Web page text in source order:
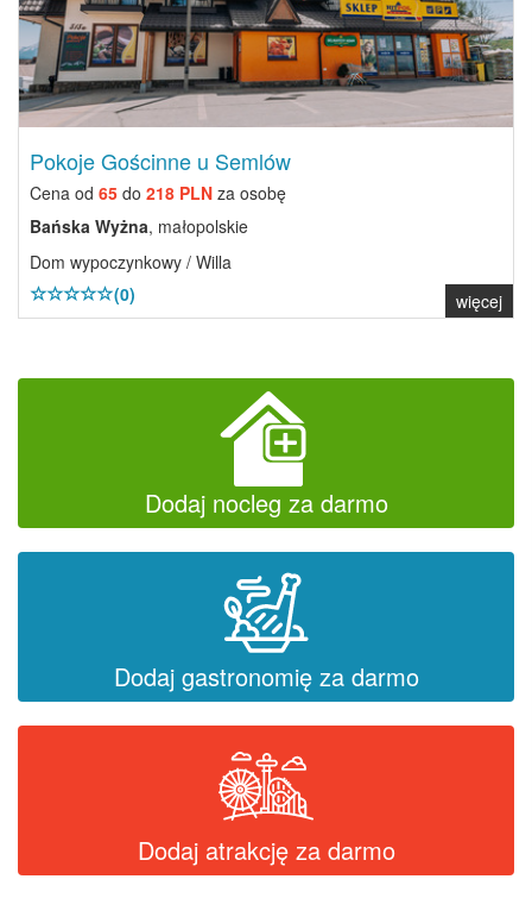
Pokoje Gościnne u Semlów
Cena od 65 do 218 PLN za osobę
Bańska Wyżna, małopolskie
Dom wypoczynkowy / Willa
(0)
więcej
Dodaj nocleg za darmo
Dodaj gastronomię za darmo
Dodaj atrakcję za darmo